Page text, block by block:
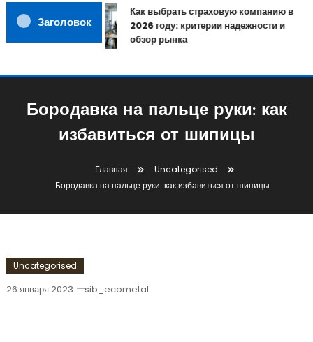
Заголовок
Как выбрать страховую компанию в
2026 году: критерии надежности и
обзор рынка
Бородавка на пальце руки: как
избавиться от шипицы
Главная
Uncategorised
Бородавка на пальце руки: как избавиться от шипицы
Uncategorised
26 января 2023 sib_ecometal